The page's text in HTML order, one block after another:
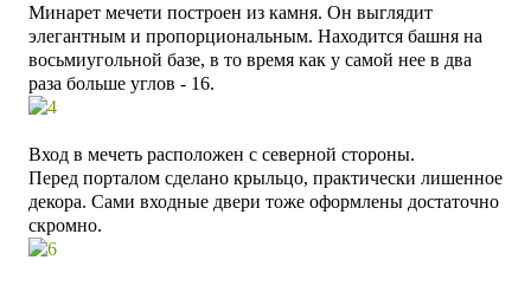
Минарет мечети построен из камня. Он выглядит
элегантным и пропорциональным. Находится башня на
восьмиугольной базе, в то время как у самой нее в два
раза больше углов - 16.
Вход в мечеть расположен с северной стороны.
Перед порталом сделано крыльцо, практически лишенное
декора. Сами входные двери тоже оформлены достаточно
скромно.